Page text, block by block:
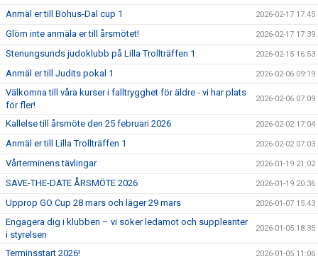
Anmäl er till Bohus-Dal cup 1 2026-02-17 17:45
Glöm inte anmäla er till årsmötet! 2026-02-17 17:39
Stenungsunds judoklubb på Lilla Trollträffen 1 2026-02-15 16:53
Anmäl er till Judits pokal 1 2026-02-06 09:19
Välkomna till våra kurser i falltrygghet för äldre - vi har plats
för fler!
2026-02-06 07:09
Kallelse till årsmöte den 25 februari 2026 2026-02-02 17:04
Anmäl er till Lilla Trollträffen 1 2026-02-02 07:03
Vårterminens tävlingar 2026-01-19 21:02
SAVE-THE-DATE ÅRSMÖTE 2026 2026-01-19 20:36
Upprop GO Cup 28 mars och läger 29 mars 2026-01-07 15:43
Engagera dig i klubben – vi söker ledamot och suppleanter
i styrelsen
2026-01-05 18:35
Terminsstart 2026! 2026-01-05 11:06